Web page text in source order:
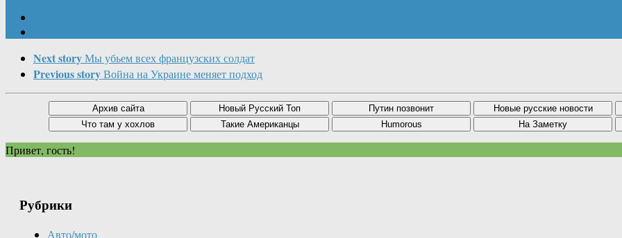
Next storyМы убьем всех французских солдат
Previous storyВойна на Украине меняет подход
Привет, гость!
Рубрики
Авто/мото